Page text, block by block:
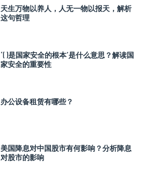
天生万物以养人，人无一物以报天，解析
这句哲理
‘( )是国家安全的根本’是什么意思？解读国
家安全的重要性
办公设备租赁有哪些？
美国降息对中国股市有何影响？分析降息
对股市的影响